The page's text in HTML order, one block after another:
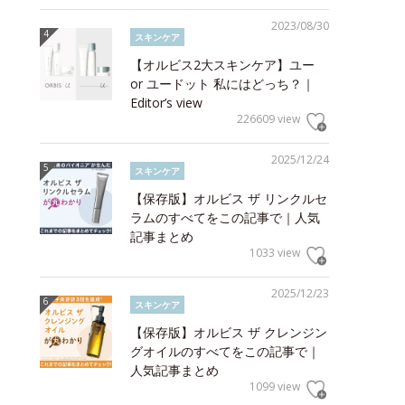
2023/08/30
スキンケア
【オルビス2大スキンケア】ユー
or ユードット 私にはどっち？｜
Editor’s view
226609 view
2025/12/24
スキンケア
【保存版】オルビス ザ リンクルセ
ラムのすべてをこの記事で｜人気
記事まとめ
1033 view
2025/12/23
スキンケア
【保存版】オルビス ザ クレンジン
グオイルのすべてをこの記事で｜
人気記事まとめ
1099 view